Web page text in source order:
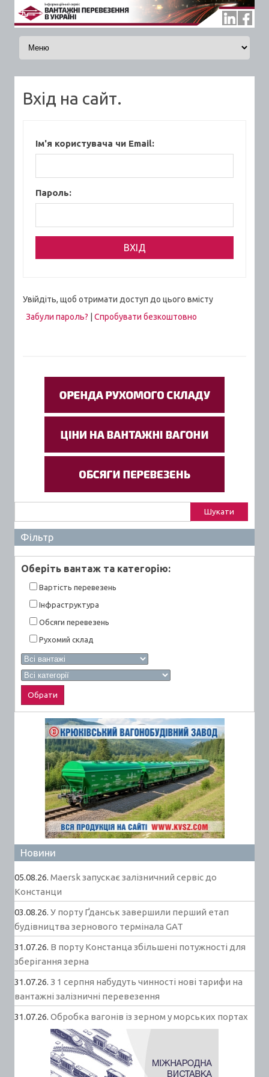
Skip to content
Вхід на сайт.
Ім'я користувача чи Email:
Пароль:
Увійдіть, щоб отримати доступ до цього вмісту
Забули пароль?
Спробувати безкоштовно
Фільтр
Оберiть вантаж та категорiю:
Вартiсть перевезень
Інфраструктура
Обсяги перевезень
Рухомий склад
Новини
05.08.26. Maersk запускає залізничний сервіс до
Констанци
03.08.26. У порту Ґданськ завершили перший етап
будівництва зернового термінала GAT
31.07.26. В порту Констанца збільшені потужності для
зберігання зерна
31.07.26. З 1 серпня набудуть чинності нові тарифи на
вантажні залізничні перевезення
31.07.26. Обробка вагонів із зерном у морських портах